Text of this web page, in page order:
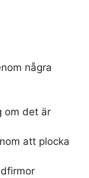
några
om det är
att plocka